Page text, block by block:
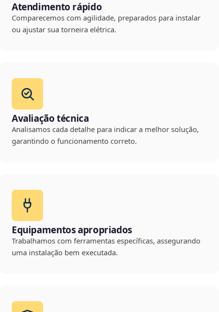
Atendimento rápido
Comparecemos com agilidade, preparados para instalar
ou ajustar sua torneira elétrica.
Avaliação técnica
Analisamos cada detalhe para indicar a melhor solução,
garantindo o funcionamento correto.
Equipamentos apropriados
Trabalhamos com ferramentas específicas, assegurando
uma instalação bem executada.